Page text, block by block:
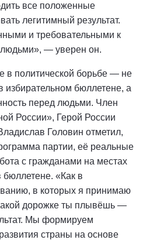
все положенные
легитимный результат.
и требовательными к
людьми», — уверен он.
в политической борьбе — не
бюллетене, а
перед людьми. Член
России», Герой России
Головин отметил,
партии, её реальные
с гражданами на местах
бюллетене. «Как в
в которых я принимаю
дорожке ты плывёшь —
Мы формируем
страны на основе